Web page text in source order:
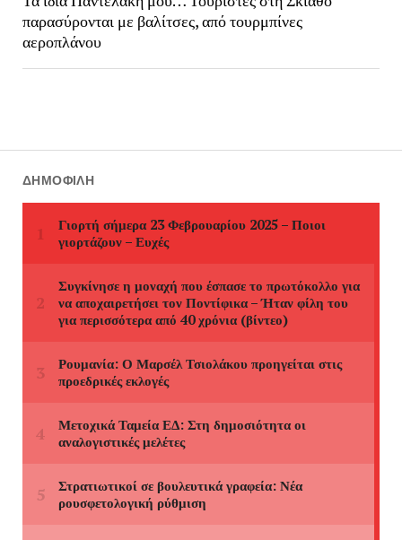
παρασύρονται με βαλίτσες, από τουρμπίνες
αεροπλάνου
ΔΗΜΟΦΙΛΉ